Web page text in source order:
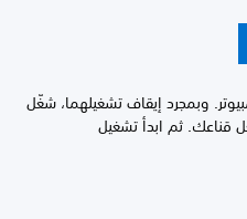
وبمجرد إيقاف تشغيلهما، شغّل
قناعك. ثم ابدأ تشغيل